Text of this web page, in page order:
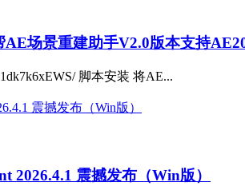
AE场景重建助手V2.0版本支持
脚本安装 将AE...
2026.4.1 震撼发布（Win版）